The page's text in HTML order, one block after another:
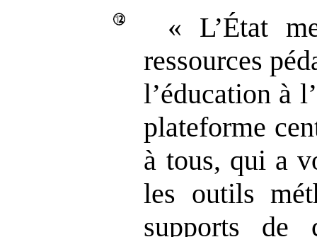
« L’État
ressources
l’éducation à
plateforme
à tous, qui a
les outils
supports de